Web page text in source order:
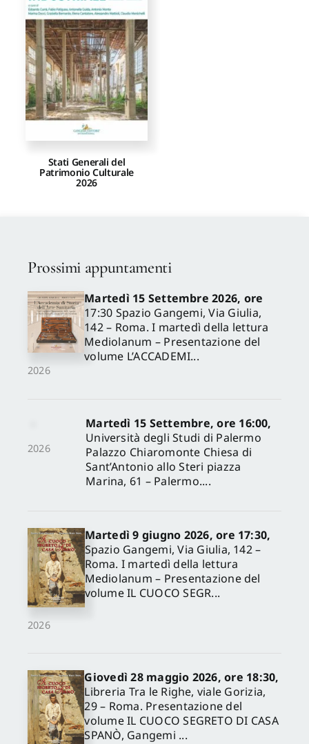
Proposte di pubblicazione
Gangemi Editore
Newsletter
Stati Generali del
Patrimonio Culturale
2026
Prossimi appuntamenti
2026
Martedì 15 Settembre 2026, ore
17:30 Spazio Gangemi, Via Giulia,
142 – Roma. I martedì della lettura
Mediolanum – Presentazione del
volume L’ACCADEMI...
2026
Martedì 15 Settembre, ore 16:00,
Università degli Studi di Palermo
Palazzo Chiaromonte Chiesa di
Sant’Antonio allo Steri piazza
Marina, 61 – Palermo....
2026
Martedì 9 giugno 2026, ore 17:30,
Spazio Gangemi, Via Giulia, 142 –
Roma. I martedì della lettura
Mediolanum – Presentazione del
volume IL CUOCO SEGR...
Giovedì 28 maggio 2026, ore 18:30,
Libreria Tra le Righe, viale Gorizia,
29 – Roma. Presentazione del
volume IL CUOCO SEGRETO DI CASA
SPANÒ, Gangemi ...